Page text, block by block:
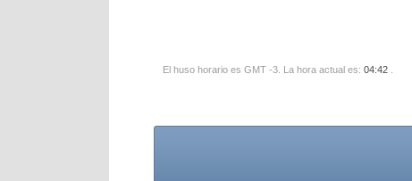
El huso horario es GMT -3. La hora actual es: 04:42